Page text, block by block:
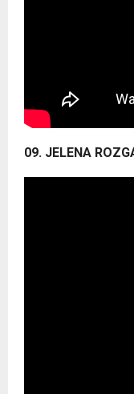
09. JELENA